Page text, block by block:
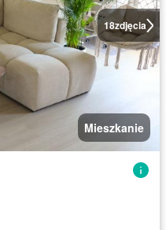
18zdjęcia
Mieszkanie